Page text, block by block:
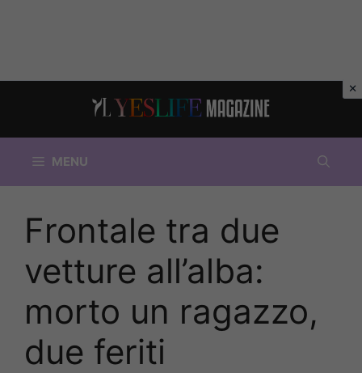
MENU
Frontale tra due
vetture all’alba:
morto un ragazzo,
due feriti